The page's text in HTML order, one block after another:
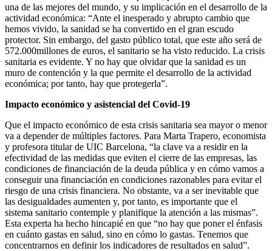
una de las mejores del mundo, y su implicación en el desarrollo de la
actividad económica: “Ante el inesperado y abrupto cambio que
hemos vivido, la sanidad se ha convertido en el gran escudo
protector. Sin embargo, del gasto público total, que este año será de
572.000millones de euros, el sanitario se ha visto reducido. La crisis
sanitaria es evidente. Y no hay que olvidar que la sanidad es un
muro de contención y la que permite el desarrollo de la actividad
económica; por tanto, hay que protegerla”.
Impacto económico y asistencial del Covid-19
Que el impacto económico de esta crisis sanitaria sea mayor o menor
va a depender de múltiples factores. Para Marta Trapero, economista
y profesora titular de UIC Barcelona, “la clave va a residir en la
efectividad de las medidas que eviten el cierre de las empresas, las
condiciones de financiación de la deuda pública y en cómo vamos a
conseguir una financiación en condiciones razonables para evitar el
riesgo de una crisis financiera. No obstante, va a ser inevitable que
las desigualdades aumenten y, por tanto, es importante que el
sistema sanitario contemple y planifique la atención a las mismas”.
Esta experta ha hecho hincapié en que “no hay que poner el énfasis
en cuánto gastas en salud, sino en cómo lo gastas. Tenemos que
concentrarnos en definir los indicadores de resultados en salud”.